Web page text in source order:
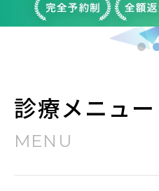
診療メニュー
MENU